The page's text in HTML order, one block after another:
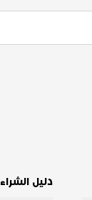
دليل الشراء